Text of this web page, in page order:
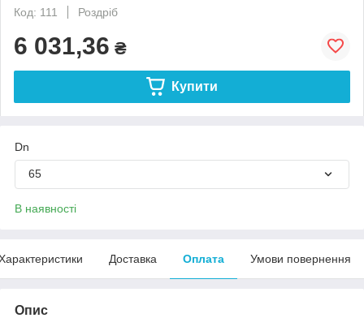
Код: 111
Роздріб
6 031,36 ₴
Купити
Dn
65
В наявності
Доставка Оплата Умови повернення
Опис